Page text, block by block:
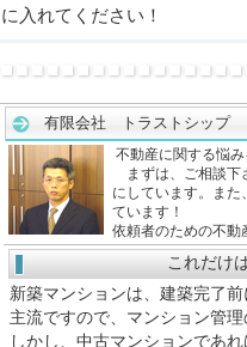
に入れてください！
有限会社 トラストシップ
不動産に関する悩
まずは、ご相談下
にしています。ま
ています！
依頼者のための不動
これだけ
新築マンションは、建築完了
主流ですので、マンション管
しかし、中古マンションであ